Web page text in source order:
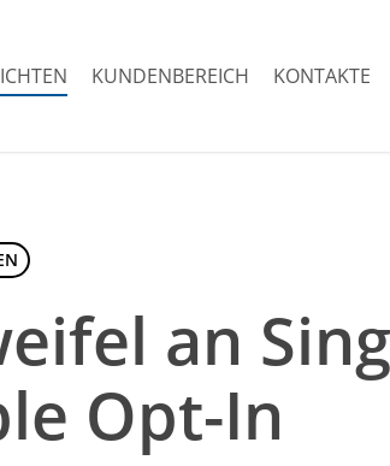
KUNDENBEREICH KONTAKTE
an
Opt-In